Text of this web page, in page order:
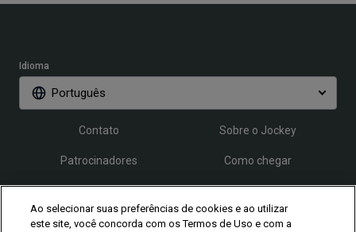
Idioma
Português
Contato Sobre o Jockey
Patrocinadores Como chegar
Credenciamento FAQ
Ao selecionar suas preferências de cookies e ao utilizar
este site, você concorda com os Termos de Uso e com a